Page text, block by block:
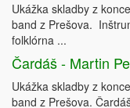
Ukážka skladby z
band z Prešova.
folklórna ...
Čardáš - Martin
Ukážka skladby z
band z Prešova.